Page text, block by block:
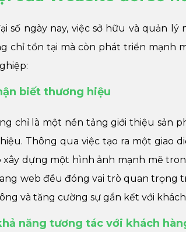
số ngày nay, việc sở hữu và quản
chỉ tồn tại mà còn phát triển mạnh
biết thương hiệu
chỉ là một nền tảng giới thiệu sản
Thông qua việc tạo ra một giao
xây dựng một hình ảnh mạnh mẽ
web đều đóng vai trò quan trọng
và tăng cường sự gắn kết với
năng tương tác với khách